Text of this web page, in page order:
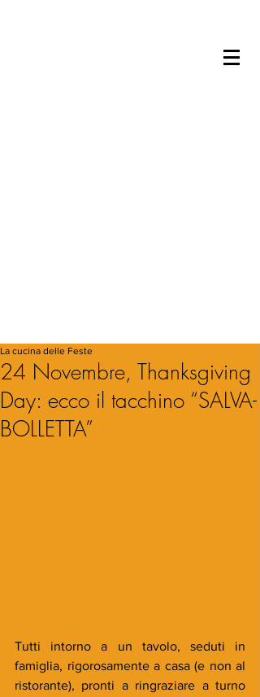
24 Novembre, Thanksgiving
Day: ecco il tacchino “SALVA-
BOLLETTA”
La cucina delle Feste
Tutti intorno a un tavolo, seduti in
famiglia, rigorosamente a casa (e non al
ristorante), pronti a ringraziare a turno